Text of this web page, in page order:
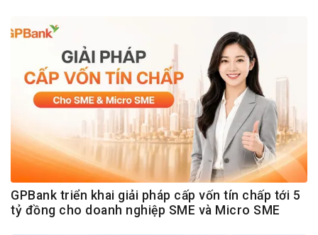
GPBank triển khai giải pháp cấp vốn tín chấp tới 5
tỷ đồng cho doanh nghiệp SME và Micro SME